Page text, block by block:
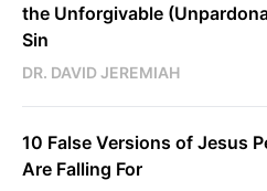
the Unforgivable
Sin
DR. DAVID JEREMIAH
10 False Versions of Jesus
Are Falling For